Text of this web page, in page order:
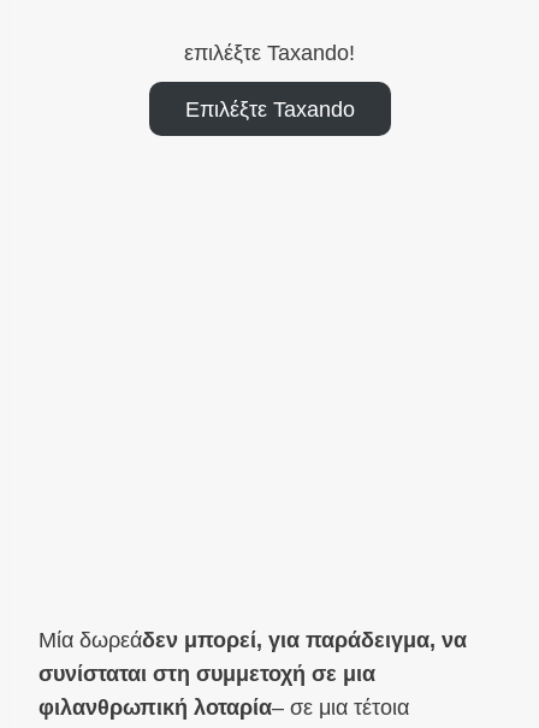
επιλέξτε Taxando!
Επιλέξτε Taxando
Μία δωρεάδεν μπορεί, για παράδειγμα, να
συνίσταται στη συμμετοχή σε μια
φιλανθρωπική λοταρία– σε μια τέτοια